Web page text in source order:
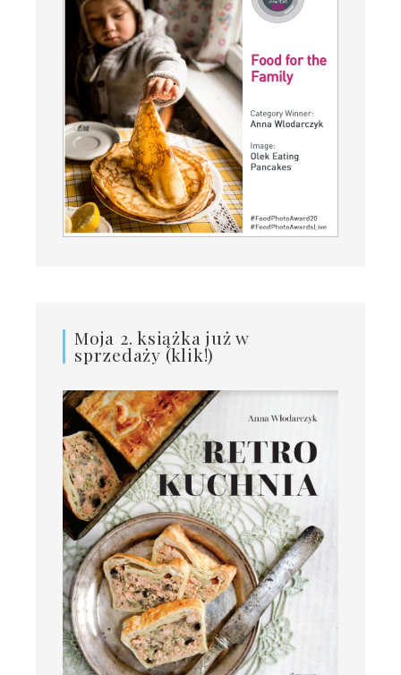
Moja 2. książka już w
sprzedaży (klik!)